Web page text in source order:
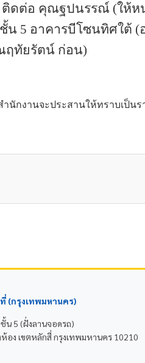
ดต่อ คุณฐปนรรณ์ (ให้ห
น 5 อาคารบีโซนทิศใต้
ทัยรัตน์ ก่อน)
นักงานจะประสานให้ทราบเป็นร
(กรุงเทพมหานคร)
น 5 (ฝั่งลานจอดรถ)
อง เขตหลักสี่ กรุงเทพมหานคร 10210